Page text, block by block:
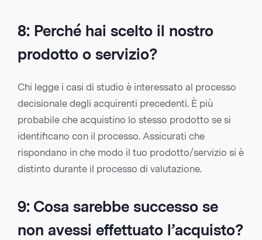
8: Perché hai scelto il nostro
prodotto o servizio?
Chi legge i casi di studio è interessato al processo
decisionale degli acquirenti precedenti. È più
probabile che acquistino lo stesso prodotto se si
identificano con il processo. Assicurati che
rispondano in che modo il tuo prodotto/servizio si è
distinto durante il processo di valutazione.
9: Cosa sarebbe successo se
non avessi effettuato l’acquisto?